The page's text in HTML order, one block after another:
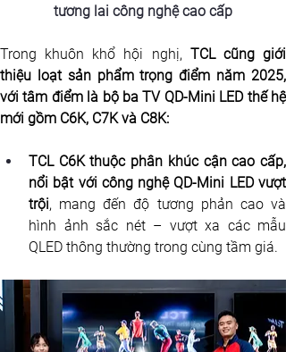
tương lai công nghệ cao cấp
Trong khuôn khổ hội nghị, TCL cũng giới
thiệu loạt sản phẩm trọng điểm năm 2025,
với tâm điểm là bộ ba TV QD-Mini LED thế hệ
mới gồm C6K, C7K và C8K:
TCL C6K thuộc phân khúc cận cao cấp,
nổi bật với công nghệ QD-Mini LED vượt
trội, mang đến độ tương phản cao và
hình ảnh sắc nét – vượt xa các mẫu
QLED thông thường trong cùng tầm giá.